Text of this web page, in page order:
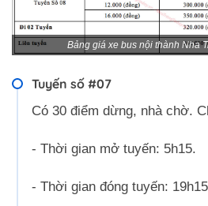
Bảng giá xe bus nội thành Nha
Tuyến số #07
Có 30 điểm dừng, nhà chờ.
- Thời gian mở tuyến: 5h15.
- Thời gian đóng tuyến: